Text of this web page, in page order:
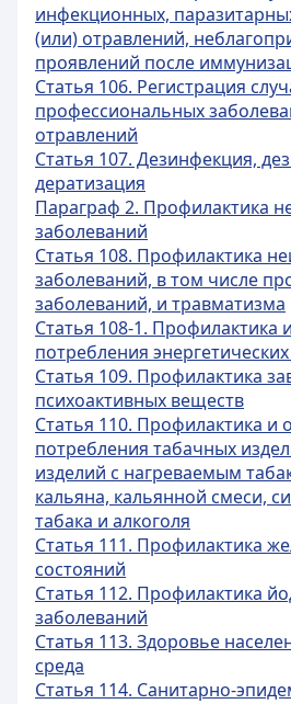
инфекционных,
(или) отравлений,
проявлений после
Статья 106. Регистрация
профессиональных
отравлений
Статья 107. Дезинфекция,
дератизация
Параграф 2. Профилактика
заболеваний
Статья 108. Профилактика
заболеваний, в том числе
заболеваний, и травматизма
Статья 108-1. Профилактика
потребления
Статья 109. Профилактика
психоактивных веществ
Статья 110. Профилактика и
потребления табачных
изделий с нагреваемым
кальяна, кальянной смеси,
табака и алкоголя
Статья 111. Профилактика
состояний
Статья 112. Профилактика
заболеваний
Статья 113. Здоровье
среда
Статья 114. Санитарно-